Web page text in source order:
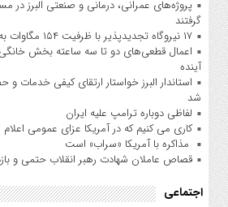
پروژه‌های عمرانی، درمانی و صنعتی البرز در
گرفتند
۱۷ نیروگاه تجدیدپذیر با ظرفیت ۱۵۴ مگاوات به شبکه پیوست
اعمال قطعی‌های دو تا سه ساعته بخش
آینده
استاندار البرز خواستار ارتقای کیفی خدمات
شد
لفاظی دوباره ترامپ علیه ایران
کاری می کنیم که در آمریکا عزای عمومی
مذاکره با آمریکا «سراب» است
قصاص عاملان شهادت رهبر انقلاب حتمی و
اجتماعی